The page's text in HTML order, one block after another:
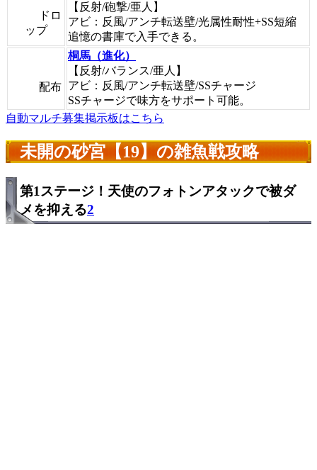
ドロ
ップ
【反射/砲撃/亜人】
アビ：反風/アンチ転送壁/光属性耐性+SS短縮
追憶の書庫で入手できる。
配布
桐馬（進化）
【反射/バランス/亜人】
アビ：反風/アンチ転送壁/SSチャージ
SSチャージで味方をサポート可能。
自動マルチ募集掲示板はこちら
未開の砂宮【19】の雑魚戦攻略
第1ステージ！天使のフォトンアタックで被ダ
メを抑える2